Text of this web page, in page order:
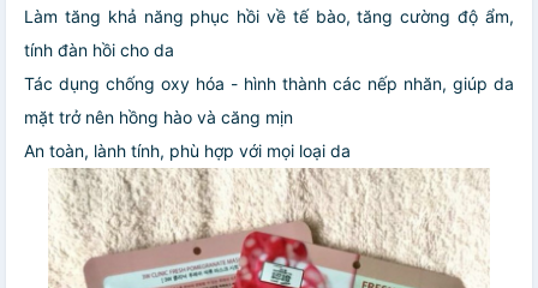
Làm tăng khả năng phục hồi về tế bào, tăng cường độ ẩm,
tính đàn hồi cho da
Tác dụng chống oxy hóa - hình thành các nếp nhăn, giúp da
mặt trở nên hồng hào và căng mịn
An toàn, lành tính, phù hợp với mọi loại da